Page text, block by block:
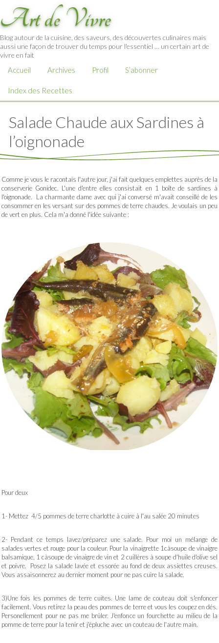
Art de Vivre
Blog autour de la cuisine, des saveurs, des découvertes culinaires mais
aussi une façon de trouver du temps pour l'essentiel … un certain art de
vivre en fait
Accueil Archives Profil S’abonner
Index des Recettes
Salade Chaude aux Sardines à
l’oignonade
Comme je vous le racontais l'autre jour, j'ai fait quelques emplettes auprès de la
conserverie Gonidec. L'une d'entre elles consistait en 1 boîte de sardines à
l'oignonade. La charmante dame avec qui j'ai conversé m'avait conseillé de les
consommer en les versant sur des pommes de terre chaudes. Je voulais un peu
de vert en plus. Cela m'a donné l'idée suivante :
Pour deux
1- Mettez 4/5 pommes de terre charlotte à cuire à l'au salée 20 minutes
2- Pendant ce temps lavez/préparez une salade. Pour moi un mélange de
salades vertes et rouge pour la couleur. Pour la vinaigrette 1càsoupe de vinaigre
balsamique, 1 càsoupe de vinaigre de vin et 2 cuillères à soupe d'huile d'olive sel
et poivre. Posez la salade lavée et essorée au fond de deux assiettes creuses.
Vous assaisonnerez au dernier moment pour ne pas cuire la salade.
3)Une fois les pommes de terre cuites. Une lame de couteau doit s'enfoncer
facilement. Vous retirez la peau des pommes de terre et vous les coupez en dés.
Personellement pour ne pas me brûler. J'enfonce un fourchette au milieu de la
pomme de terre pour la tenir et j'épluche avec un couteau de l'autre main.